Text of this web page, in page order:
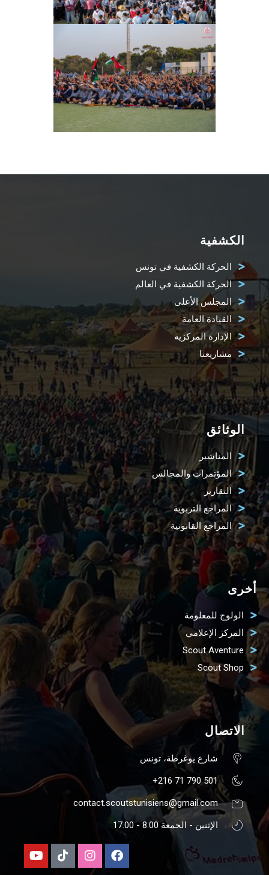
الكشفية
الحركة الكشفية في تونس
الحركة الكشفية في العالم
المجلس الأعلى
القيادة العامة
الإدارة المركزية
مشاريعنا
الوثائق
المناشير
المؤتمرات والمجالس
التقارير
المراجع التربوية
المراجع القانونية
أخرى
الولوج للمعلومة
المركز الإعلامي
Scout Aventure
Scout Shop
الاتصال
شارع يوغرطة، تونس
501 790 71 216+
contact.scoutstunisiens@gmail.com
الإثنين - الجمعة 8.00 - 17.00